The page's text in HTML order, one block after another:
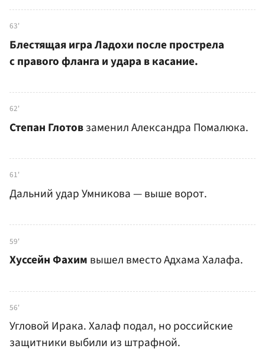
63'
Блестящая игра Ладохи после прострела
с правого фланга и удара в касание.
62'
Степан Глотовзаменил Александра Помалюка.
61'
Дальний удар Умникова — выше ворот.
59'
Хуссейн Фахим вышел вместо Адхама Халафа.
56'
Угловой Ирака. Халаф подал, но российские
защитники выбили из штрафной.